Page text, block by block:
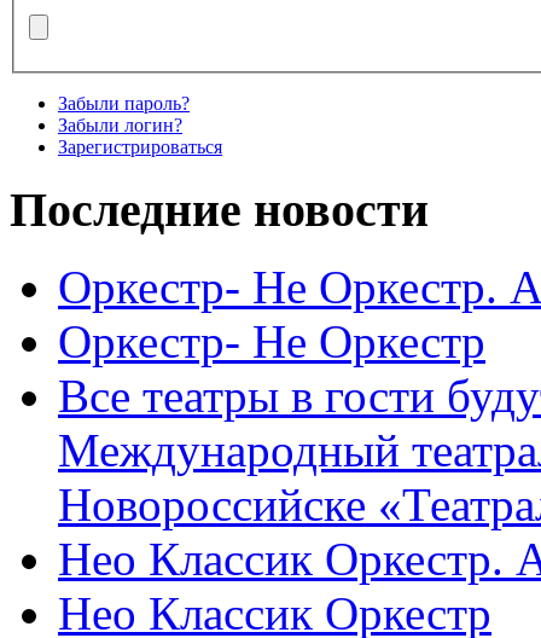
Забыли пароль?
Забыли логин?
Зарегистрироваться
Последние новости
Оркестр- Не Оркестр.
Оркестр- Не Оркестр
Все театры в гости
Международный
Новороссийске
Нео Классик Оркестр.
Нео Классик Оркестр